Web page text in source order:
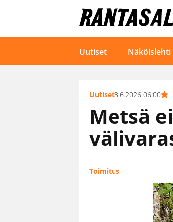
Uutiset Näköislehti
Uutiset3.6.2026 06:00
Metsä
Toimitus